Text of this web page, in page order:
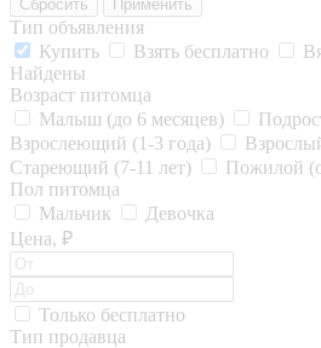
Сбросить Применить
Тип объявления
Купить
Взять бесплатно
Найдены
Возраст питомца
Малыш (до 6 месяцев)
Взрослеющий (1-3 года)
Стареющий (7-11 лет)
Пожилой
Пол питомца
Мальчик
Девочка
Цена, ₽
Только бесплатно
Тип продавца